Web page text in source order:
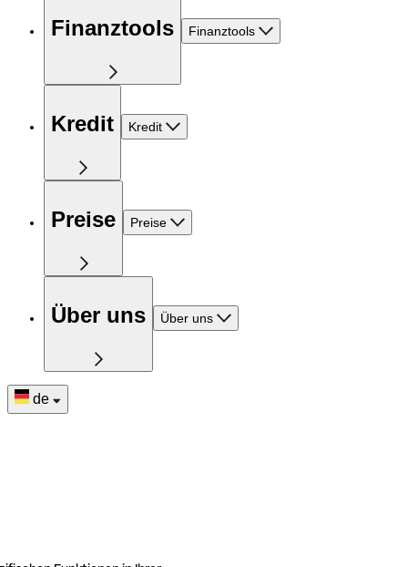
Finanztools Finanztools
Kredit Kredit
Preise Preise
Über uns Über uns
de